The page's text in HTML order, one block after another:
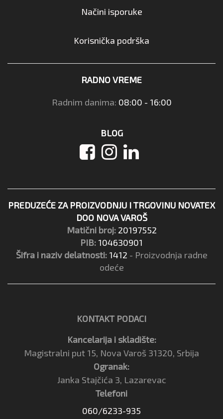
Načini isporuke
Korisnička podrška
RADNO VREME
Radnim danima: 08:00 - 16:00
BLOG
PREDUZEĆE ZA PROIZVODNJU I TRGOVINU NOVATEX
DOO NOVA VAROŠ
Matični broj: 20197552
PIB: 104630901
Šifra i naziv delatnosti: 1412 - Proizvodnja radne
odeće
KONTAKT PODACI
Kancelarija i skladište:
Magistralni put 15, Nova Varoš 31320, Srbija
Ogranak:
Janka Stajčića 3, Lazarevac
Telefoni
060/6233-935